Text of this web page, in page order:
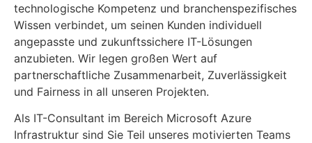
technologische Kompetenz und branchenspezifisches
Wissen verbindet, um seinen Kunden individuell
angepasste und zukunftssichere IT-Lösungen
anzubieten. Wir legen großen Wert auf
partnerschaftliche Zusammenarbeit, Zuverlässigkeit
und Fairness in all unseren Projekten.
Als IT-Consultant im Bereich Microsoft Azure
Infrastruktur sind Sie Teil unseres motivierten Teams